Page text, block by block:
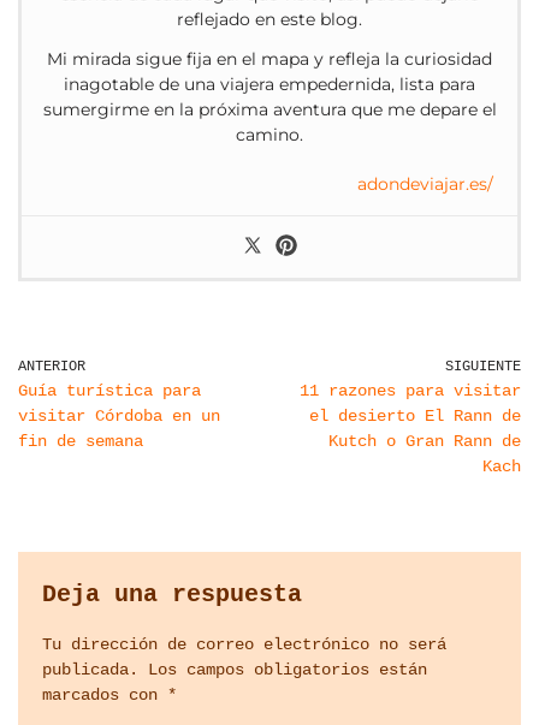
reflejado en este blog.
Mi mirada sigue fija en el mapa y refleja la curiosidad
inagotable de una viajera empedernida, lista para
sumergirme en la próxima aventura que me depare el
camino.
adondeviajar.es/
ANTERIOR
Guía turística para
visitar Córdoba en un
fin de semana
SIGUIENTE
11 razones para visitar
el desierto El Rann de
Kutch o Gran Rann de
Kach
Deja una respuesta
Tu dirección de correo electrónico no será
publicada.
Los campos obligatorios están
marcados con *